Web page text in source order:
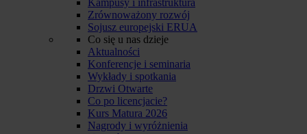
Zrównoważony rozwój
Sojusz europejski ERUA
Co się u nas dzieje
Aktualności
Konferencje i seminaria
Wykłady i spotkania
Drzwi Otwarte
Co po licencjacie?
Kurs Matura 2026
Nagrody i wyróżnienia